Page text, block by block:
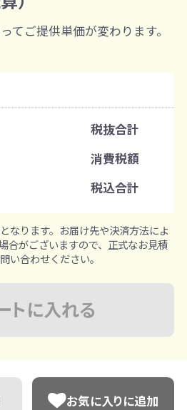
ら
※既製品サンプルは各色3個まで
てご提供単価が変わります。
税抜合計
消費税額
税込合計
なります。お届け先や決済方法によ
合がございますので、正式なお見積
い合わせください。
トに入れる
お気に入りに追加